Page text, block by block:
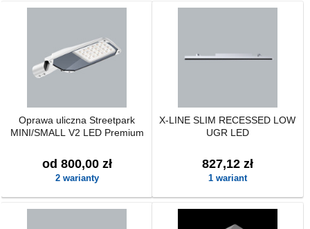
Oprawa uliczna Streetpark
MINI/SMALL V2 LED Premium
od 800,00 zł
2 warianty
X-LINE SLIM RECESSED LOW
UGR LED
827,12 zł
1 wariant